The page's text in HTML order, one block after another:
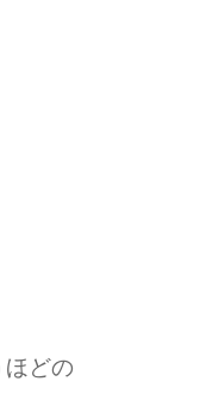
どの